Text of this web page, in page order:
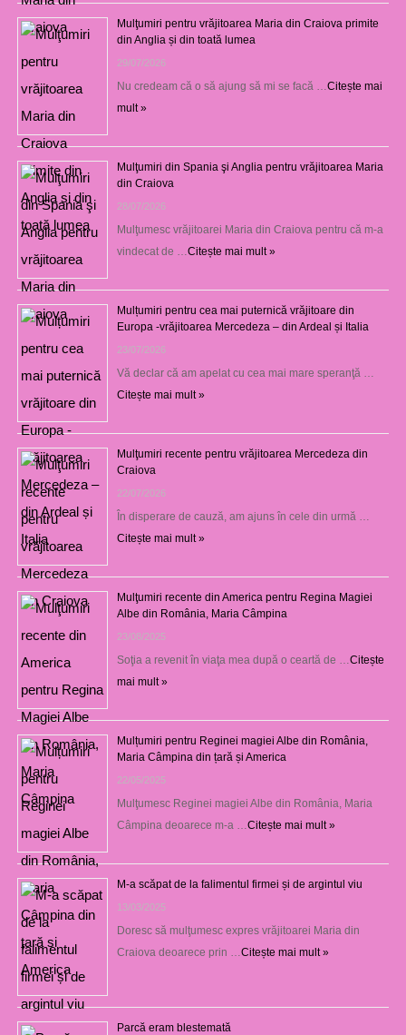
Mulţumiri pentru vrăjitoarea Maria din Craiova primite
din Anglia și din toată lumea
29/07/2026
Nu credeam că o să ajung să mi se facă … Citește mai
mult »
Mulţumiri din Spania şi Anglia pentru vrăjitoarea Maria
din Craiova
28/07/2026
Mulţumesc vrăjitoarei Maria din Craiova pentru că m-a
vindecat de … Citește mai mult »
Mulțumiri pentru cea mai puternică vrăjitoare din
Europa -vrăjitoarea Mercedeza – din Ardeal și Italia
23/07/2026
Vă declar că am apelat cu cea mai mare speranţă …
Citește mai mult »
Mulţumiri recente pentru vrăjitoarea Mercedeza din
Craiova
22/07/2026
În disperare de cauză, am ajuns în cele din urmă …
Citește mai mult »
Mulţumiri recente din America pentru Regina Magiei
Albe din România, Maria Câmpina
23/08/2025
Soţia a revenit în viaţa mea după o ceartă de … Citește
mai mult »
Mulțumiri pentru Reginei magiei Albe din România,
Maria Câmpina din țară și America
22/05/2025
Mulţumesc Reginei magiei Albe din România, Maria
Câmpina deoarece m-a … Citește mai mult »
M-a scăpat de la falimentul firmei și de argintul viu
13/03/2025
Doresc să mulţumesc expres vrăjitoarei Maria din
Craiova deoarece prin … Citește mai mult »
Parcă eram blestemată